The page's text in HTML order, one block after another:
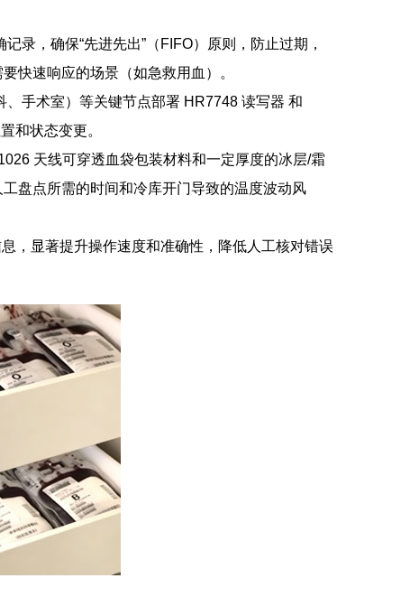
录，确保“先进先出”（FIFO）原则，防止过期，
快速响应的场景（如急救用血）。
手术室）等关键节点部署 HR7748 读写器 和
和状态变更。
天线可穿透血袋包装材料和一定厚度的冰层/霜
盘点所需的时间和冷库开门导致的温度波动风
，显著提升操作速度和准确性，降低人工核对错误